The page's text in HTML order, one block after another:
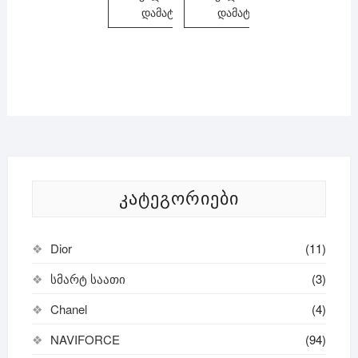
დამატება
დამატება
ᲙᲐᲢᲔᲒᲝᲠᲘᲔᲑᲘ
Dior
(11)
სმარტ საათი
(3)
Chanel
(4)
NAVIFORCE
(94)